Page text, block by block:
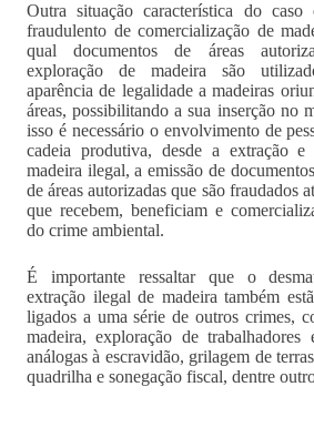
Outra situação característica do caso
fraudulento de comercialização de
qual documentos de áreas
exploração de madeira são
aparência de legalidade a madeiras
áreas, possibilitando a sua inserção no
isso é necessário o envolvimento de
cadeia produtiva, desde a extração e
madeira ilegal, a emissão de
de áreas autorizadas que são fraudados
que recebem, beneficiam e
do crime ambiental.
É importante ressaltar que o
extração ilegal de madeira também
ligados a uma série de outros crimes,
madeira, exploração de trabalhadores
análogas à escravidão, grilagem de
quadrilha e sonegação fiscal, dentre